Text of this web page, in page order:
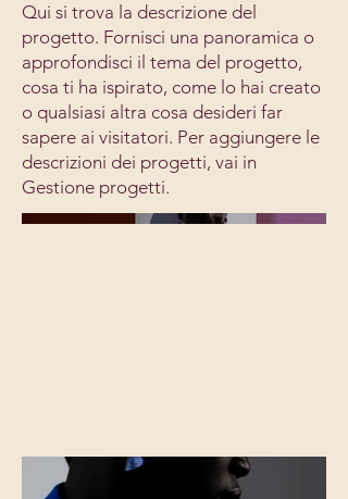
Qui si trova la descrizione del
progetto. Fornisci una panoramica o
approfondisci il tema del progetto,
cosa ti ha ispirato, come lo hai creato
o qualsiasi altra cosa desideri far
sapere ai visitatori. Per aggiungere le
descrizioni dei progetti, vai in
Gestione progetti.